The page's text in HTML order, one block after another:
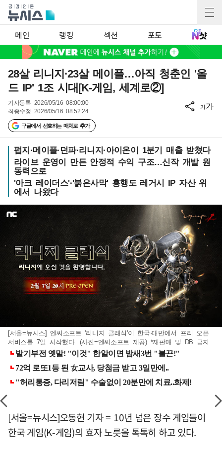
메인 랭킹 섹션 포토
28살 리니지·23살 메이플…아직 청춘인 '올
드 IP' 1조 시대[K-게임, 세계로②]
기사등록 2026/05/16 08:00:00
최종수정 2026/05/16 08:52:24
구글에서 선호하는 매체로 추가
가가
펍지·메이플·던파·리니지·아이온이 1분기 매출 받쳤다
라이브 운영이 만든 안정적 수익 구조…신작 개발 원
동력으로
'아크 레이더스'·'붉은사막' 흥행도 레거시 IP 자산 위
에서 나왔다
[서울=뉴시스] 엔씨소프트 '리니지 클래식'이 한국·대만에서 프리 오픈
서비스를 7일 시작했다. (사진=엔씨소프트 제공) *재판매 및 DB 금지
[서울=뉴시스]오동현 기자 = 10년 넘은 장수 게임들이
한국 게임(K-게임)의 효자 노릇을 톡톡히 하고 있다.